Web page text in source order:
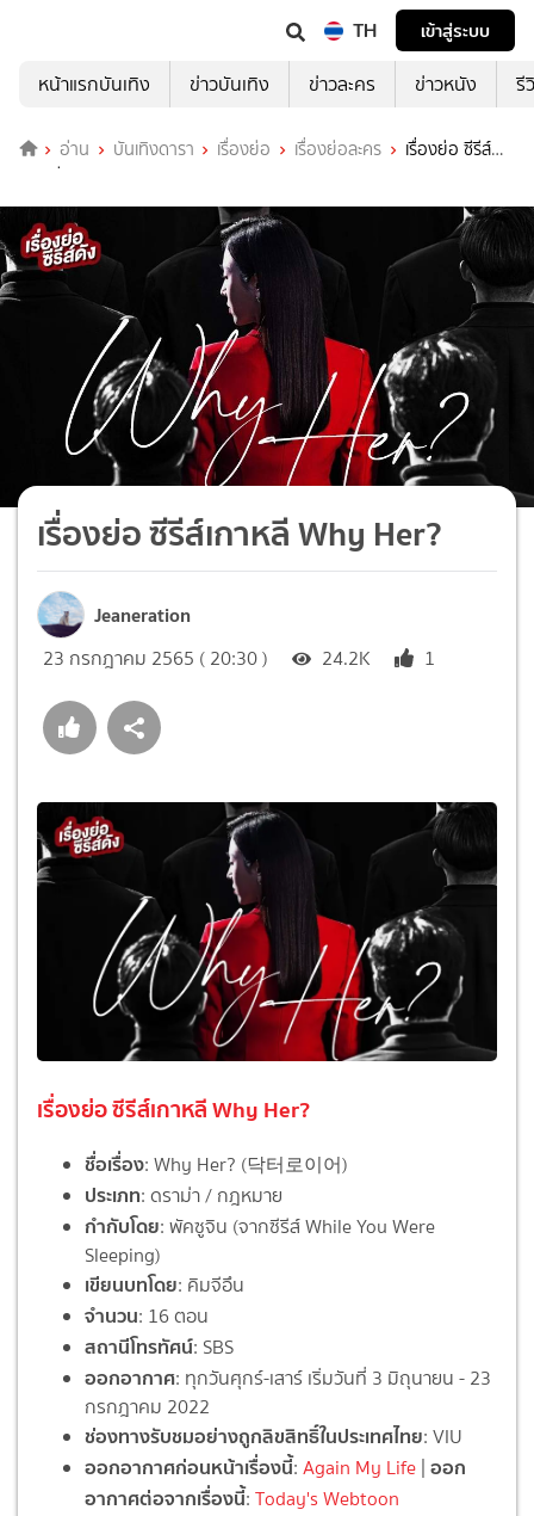
TH
เข้าสู่ระบบ
หน้าแรกบันเทิง
ข่าวบันเทิง ข่าวละคร ข่าวหนัง รี
อ่าน บันเทิงดารา เรื่องย่อ เรื่องย่อละคร
เรื่องย่อ ซีรีส์
เกาหลี Why Her?
เรื่องย่อ ซีรีส์เกาหลี Why Her?
Jeaneration
23 กรกฎาคม 2565 ( 20:30 ) 24.2K 1
เรื่องย่อ ซีรีส์เกาหลี Why Her?
ชื่อเรื่อง: Why Her? (닥터로이어)
ประเภท: ดราม่า / กฎหมาย
กำกับโดย: พัคซูจิน (จากซีรีส์ While You Were
Sleeping)
เขียนบทโดย: คิมจีอึน
จำนวน: 16 ตอน
สถานีโทรทัศน์: SBS
ออกอากาศ: ทุกวันศุกร์-เสาร์ เริ่มวันที่ 3 มิถุนายน - 23
กรกฎาคม 2022
ช่องทางรับชมอย่างถูกลิขสิทธิ์ในประเทศไทย: VIU
ออกอากาศก่อนหน้าเรื่องนี้: Again My Life | ออก
อากาศต่อจากเรื่องนี้: Today's Webtoon